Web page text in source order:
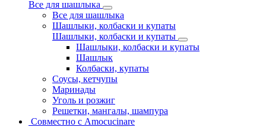
Все для шашлыка
Все для шашлыка
Шашлыки, колбаски и купаты
Шашлыки, колбаски и купаты
Шашлыки, колбаски и купаты
Шашлык
Колбаски, купаты
Соусы, кетчупы
Маринады
Уголь и розжиг
Решетки, мангалы, шампура
Совместно с Amocucinare